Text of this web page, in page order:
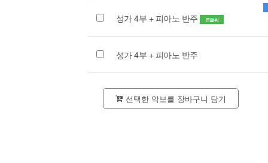
성가 4부 + 피아노 반주 큰글씨
성가 4부 + 피아노 반주
선택한 악보를 장바구니 담기